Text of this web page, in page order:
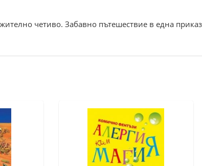
четиво. Забавно пътешествие в една